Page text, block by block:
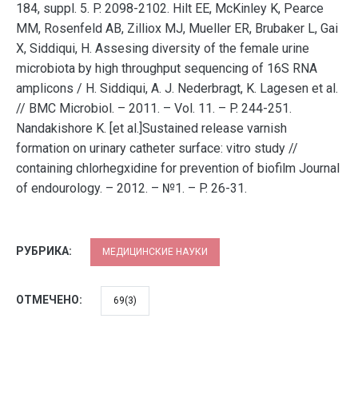
184, suppl. 5. P. 2098-2102. Hilt EE, McKinley K, Pearce
MM, Rosenfeld AB, Zilliox MJ, Mueller ER, Brubaker L, Gai
X, Siddiqui, H. Assesing diversity of the female urine
microbiota by high throughput sequencing of 16S RNA
amplicons / H. Siddiqui, A. J. Nederbragt, K. Lagesen et al.
// BMC Microbiol. – 2011. – Vol. 11. – P. 244-251.
Nandakishore K. [et al.]Sustained release varnish
formation on urinary catheter surface: vitro study //
containing chlorhegxidine for prevention of biofilm Journal
of endourology. – 2012. – №1. – P. 26-31.
РУБРИКА: МЕДИЦИНСКИЕ НАУКИ
ОТМЕЧЕНО: 69(3)